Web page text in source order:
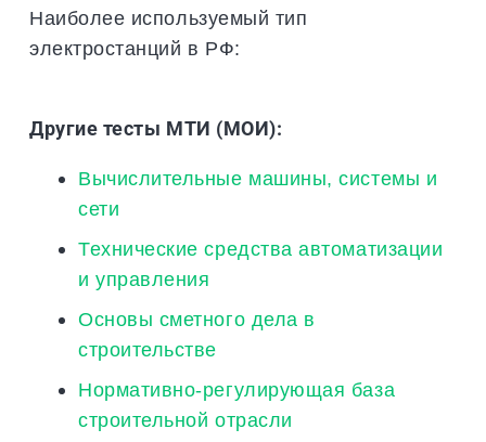
Наиболее используемый тип
электростанций в РФ:
Другие тесты МТИ (МОИ):
Вычислительные машины, системы и
сети
Технические средства автоматизации
и управления
Основы сметного дела в
строительстве
Нормативно-регулирующая база
строительной отрасли